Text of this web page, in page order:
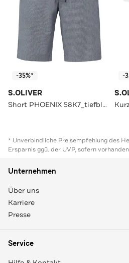
-35%*
S.OLIVER
Short PHOENIX 58K7_tiefblau Tapered
-
* Unverbindliche Preisempfehlung des
Ersparnis ggü. der UVP, sofern vorhanden
Unternehmen
Über uns
Karriere
Presse
Service